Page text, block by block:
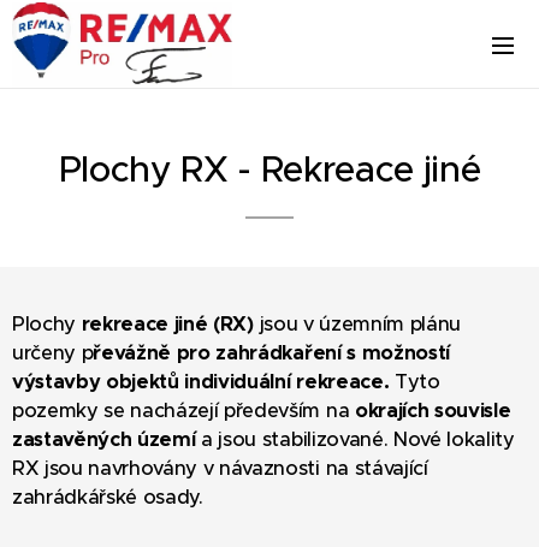
Plochy RX - Rekreace jiné
Plochy rekreace jiné (RX)jsou v územním plánu
určeny převážně pro zahrádkaření s možností
výstavby objektů individuální rekreace. Tyto
pozemky se nacházejí především na okrajích souvisle
zastavěných územía jsou stabilizované. Nové lokality
RX jsou navrhovány v návaznosti na stávající
zahrádkářské osady.